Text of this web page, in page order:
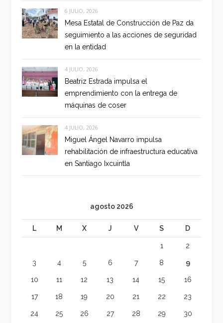
6 JULIO, 2026
Mesa Estatal de Construcción de Paz da
seguimiento a las acciones de seguridad
en la entidad
4 JULIO, 2026
Beatriz Estrada impulsa el
emprendimiento con la entrega de
máquinas de coser
4 JULIO, 2026
Miguel Ángel Navarro impulsa
rehabilitación de infraestructura educativa
en Santiago Ixcuintla
agosto 2026
L M X J V S D
1 2
3 4 5 6 7 8 9
10 11 12 13 14 15 16
17 18 19 20 21 22 23
24 25 26 27 28 29 30